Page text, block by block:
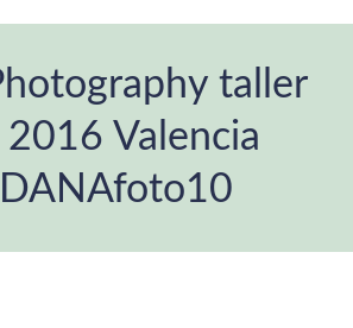
taller
Valencia